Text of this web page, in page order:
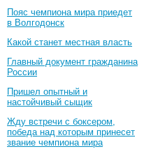
Пояс чемпиона мира приедет
в Волгодонск
Какой станет местная власть
Главный документ гражданина
России
Пришел опытный и
настойчивый сыщик
Жду встречи с боксером,
победа над которым принесет
звание чемпиона мира